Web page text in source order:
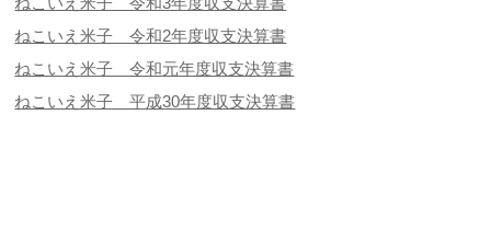
ねこいえ米子 令和2年度収支決算書
ねこいえ米子 令和元年度収支決算書
ねこいえ米子 平成30年度収支決算書